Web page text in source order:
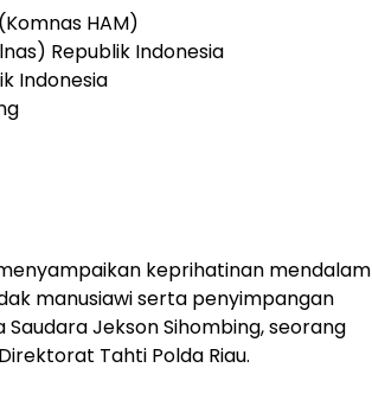
HAM)
Republik Indonesia
Indonesia
keprihatinan mendalam
manusiawi serta penyimpangan
Jekson Sihombing, seorang
Tahti Polda Riau.